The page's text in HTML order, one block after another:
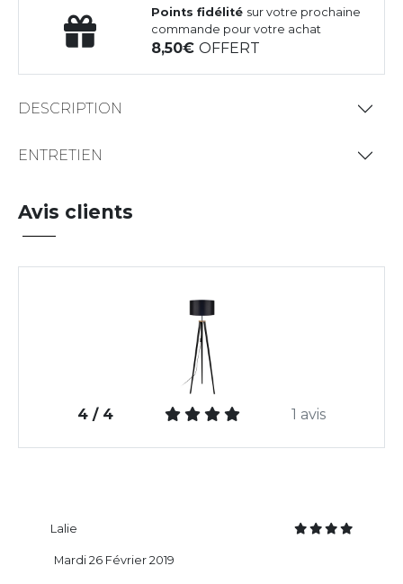
Points fidélité sur votre prochaine
commande pour votre achat
8,50OFFERT
DESCRIPTION
ENTRETIEN
Avis clients
4 / 4 1 avis
Lalie
Mardi 26 Février 2019